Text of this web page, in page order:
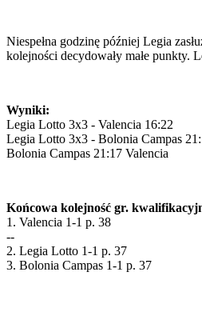
Niespełna godzinę później Legia
kolejności decydowały małe punkty.
Wyniki:
Legia Lotto 3x3 - Valencia 16:22
Legia Lotto 3x3 - Bolonia Campas
Bolonia Campas 21:17 Valencia
Końcowa kolejność gr.
1. Valencia 1-1 p. 38
--
2. Legia Lotto 1-1 p. 37
3. Bolonia Campas 1-1 p. 37